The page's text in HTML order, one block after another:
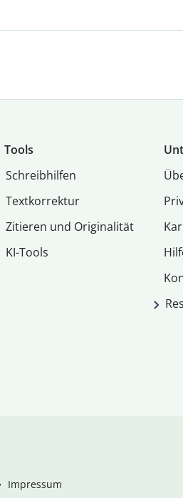
Tools
Schreibhilfen
Textkorrektur
Zitieren und Originalität
KI-Tools
Impressum